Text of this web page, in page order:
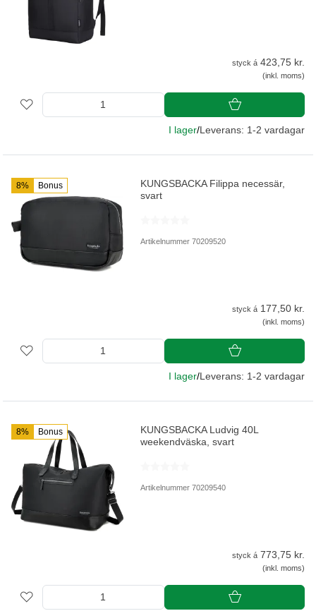
styck á 423,75 kr.
(inkl. moms)
I lager/Leverans: 1-2 vardagar
8% Bonus
KUNGSBACKA Filippa necessär,
svart
Artikelnummer 70209520
styck á 177,50 kr.
(inkl. moms)
I lager/Leverans: 1-2 vardagar
8% Bonus
KUNGSBACKA Ludvig 40L
weekendväska, svart
Artikelnummer 70209540
styck á 773,75 kr.
(inkl. moms)